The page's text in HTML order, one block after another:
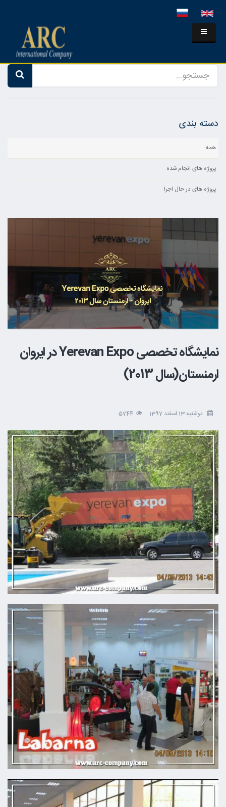
دسته بندی
همه
پروژه های انجام شده
پروژه های در حال اجرا
نمایشگاه تخصصی Yerevan Expo در ایروان
ارمنستان(سال 2013)
دوشنبه 13 اسفند 1397